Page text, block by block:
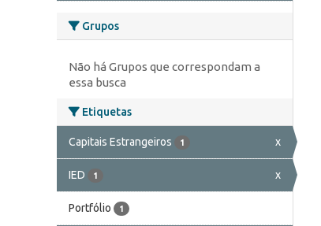
Grupos
Não há Grupos que correspondam a
essa busca
Etiquetas
Capitais Estrangeiros 1 x
IED 1 x
Portfólio 1